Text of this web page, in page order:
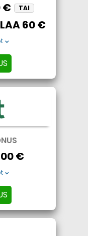
€ TAI
60 €
€